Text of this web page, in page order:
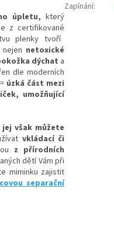
úpletu,který
z certifikované
plenky tvoří
netoxické
dýchat a
dle moderních
= úzká část mezi
umožňující
však můžete
vkládací či
z přírodních
dětí Vám při
miminku zajistit
separační
Zapínání: